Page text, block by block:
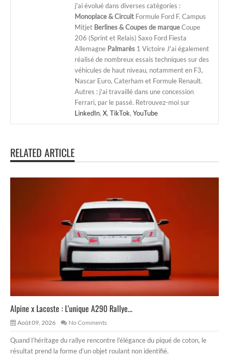
j'ai évolué dans diverses catégories :
Monoplace & Circuit Formule Ford F. Campus
Mitjet Berlines & Coupes de marqueCoupe
206 (Sprint et Relais) Saxo Ford Fiesta
Allemagne Palmarès 1 Victoire J'ai également
réalisé de nombreux essais techniques sur des
véhicules de haut niveau, notamment en F3,
Nascar Euro, Caterham et Formule Renault.
Autres : j'ai travaillé dans une concession
Ferrari, par le passé. Retrouvez-moi sur
LinkedIn, X, TikTok, YouTube
RELATED ARTICLE
Alpine x Lacoste : L’unique A290 Rallye...
Août 09, 2026 No Comments
Quand l’héritage du rallye rencontre l’élégance du piqué de coton, le
résultat prend la forme d’un objet roulant non identifié.